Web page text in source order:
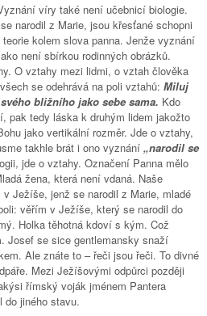
víry také není učebnicí biologie.
narodil z Marie, jsou křesťané schopni
kolem slova panna. Jenže vyznání
není sbírkou rodinných obrázků.
O vztahy mezi lidmi, o vztah člověka
se odehrává na poli vztahů: Miluj
bližního jako sebe sama. Kdo
pak tedy láska k druhým lidem jakožto
jako vertikální rozměr. Jde o vztahy,
takhle brát i ono vyznání „narodil se
jde o vztahy. Označení Panna mělo
žena, která není vdaná. Naše
Ježíše, jenž se narodil z Marie, mladé
věřím v Ježíše, který se narodil do
Holka těhotná kdoví s kým. Což
Josef se sice gentlemansky snaží
Ale znáte to – řeči jsou řeči. To divné
Mezi Ježíšovými odpůrci později
římský voják jménem Pantera
do jiného stavu.